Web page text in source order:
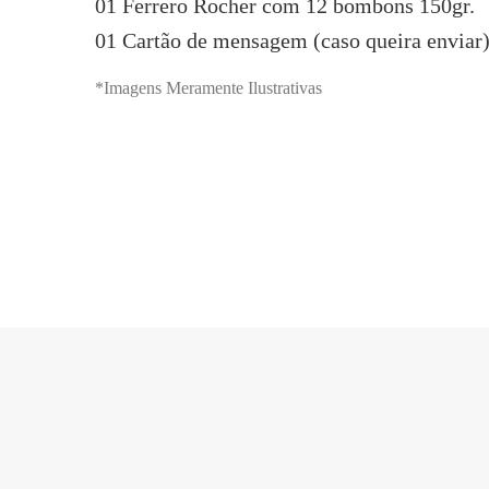
01 Ferrero Rocher com 12 bombons 150gr.
01 Cartão de mensagem (caso queira enviar)
*Imagens Meramente Ilustrativas